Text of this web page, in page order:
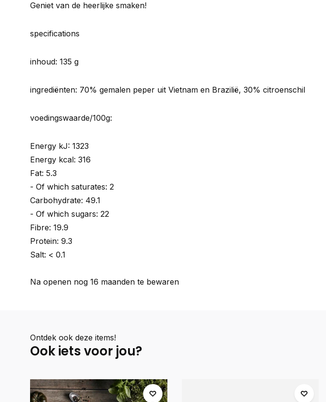
Geniet van de heerlijke smaken!
specifications
inhoud: 135 g
ingrediënten: 70% gemalen peper uit Vietnam en Brazilië, 30% citroenschil
voedingswaarde/100g:
Energy kJ: 1323
Energy kcal: 316
Fat: 5.3
- Of which saturates: 2
Carbohydrate: 49.1
- Of which sugars: 22
Fibre: 19.9
Protein: 9.3
Salt: < 0.1
Na openen nog 16 maanden te bewaren
Ontdek ook deze items!
Ook iets voor jou?